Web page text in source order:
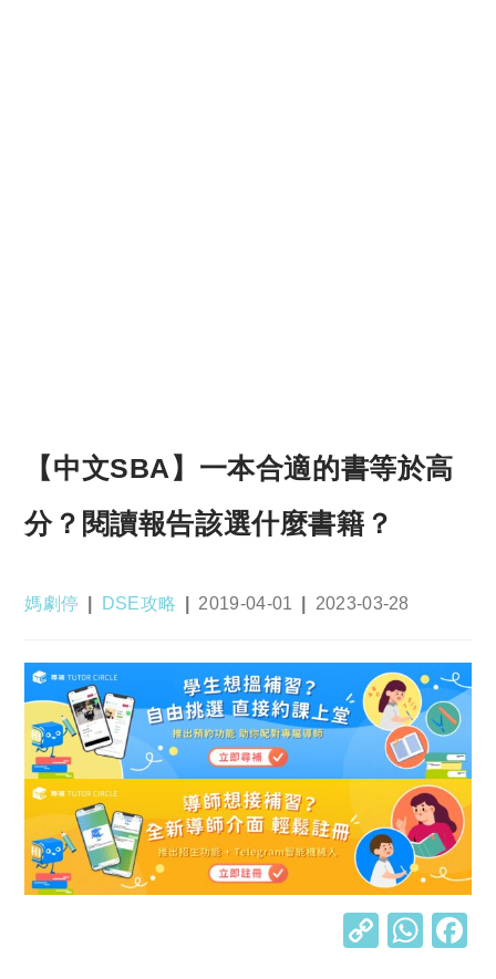
【中文SBA】一本合適的書等於高
分？閱讀報告該選什麼書籍？
Post
媽劇停
Post
DSE攻略
Post
2019-04-01
Post
2023-03-28
C W